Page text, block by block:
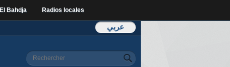
El Bahdja Radios locales
عربي
Formulaire de
Rechercher